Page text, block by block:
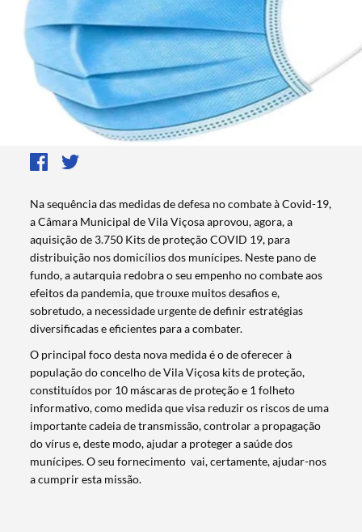
Termo de Pesquisa
Na sequência das medidas de defesa no combate à Covid-19,
a Câmara Municipal de Vila Viçosa aprovou, agora, a
aquisição de 3.750 Kits de proteção COVID 19, para
distribuição nos domicílios dos munícipes. Neste pano de
fundo, a autarquia redobra o seu empenho no combate aos
efeitos da pandemia, que trouxe muitos desafios e,
sobretudo, a necessidade urgente de definir estratégias
diversificadas e eficientes para a combater.
O principal foco desta nova medida é o de oferecer à
população do concelho de Vila Viçosa kits de proteção,
constituídos por 10 máscaras de proteção e 1 folheto
informativo, como medida que visa reduzir os riscos de uma
importante cadeia de transmissão, controlar a propagação
do vírus e, deste modo, ajudar a proteger a saúde dos
munícipes. O seu fornecimento vai, certamente, ajudar-nos
a cumprir esta missão.